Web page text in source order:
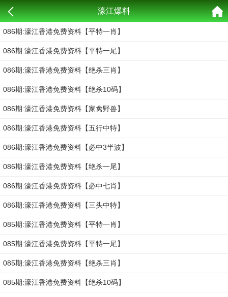
濠江爆料
086期:濠江香港免费资料【平特一肖】
086期:濠江香港免费资料【平特一尾】
086期:濠江香港免费资料【绝杀三肖】
086期:濠江香港免费资料【绝杀10码】
086期:濠江香港免费资料【家禽野兽】
086期:濠江香港免费资料【五行中特】
086期:濠江香港免费资料【必中3半波】
086期:濠江香港免费资料【绝杀一尾】
086期:濠江香港免费资料【必中七肖】
086期:濠江香港免费资料【三头中特】
085期:濠江香港免费资料【平特一肖】
085期:濠江香港免费资料【平特一尾】
085期:濠江香港免费资料【绝杀三肖】
085期:濠江香港免费资料【绝杀10码】